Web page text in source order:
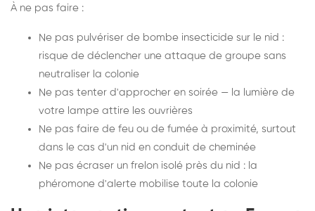
À ne pas faire :
Ne pas pulvériser de bombe insecticide sur le nid :
risque de déclencher une attaque de groupe sans
neutraliser la colonie
Ne pas tenter d'approcher en soirée — la lumière de
votre lampe attire les ouvrières
Ne pas faire de feu ou de fumée à proximité, surtout
dans le cas d'un nid en conduit de cheminée
Ne pas écraser un frelon isolé près du nid : la
phéromone d'alerte mobilise toute la colonie